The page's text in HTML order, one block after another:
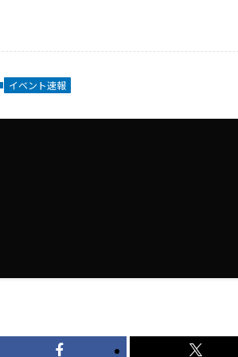
イベント速報